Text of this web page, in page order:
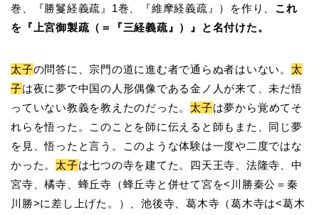
巻、『勝鬘経義疏』1巻、『維摩経義疏』）を作り、 これ
を『上宮御製疏（＝『三経義疏』）』と名付けた。
太子の問答に、宗門の道に進む者で通らぬ者はいない。 太
子は夜に夢で中国の人形偶像である金ノ人が来て、未だ悟
っていない教義を教えたのだった。 太子は夢から覚めてそ
れらを悟った。このことを師に伝えると師もまた、同じ夢
を見、悟ったと言う。このような体験は一度や二度ではな
かった。 太子は七つの寺を建てた。四天王寺、法隆寺、中
宮寺、橘寺、蜂丘寺（蜂丘寺と併せて宮を<川勝秦公＝秦
川勝>に差し上げた。）、池後寺、葛木寺（葛木寺は<葛木